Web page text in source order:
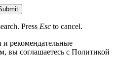
Press Esc to cancel.
рекомендательные
вы соглашаетесь с Политикой